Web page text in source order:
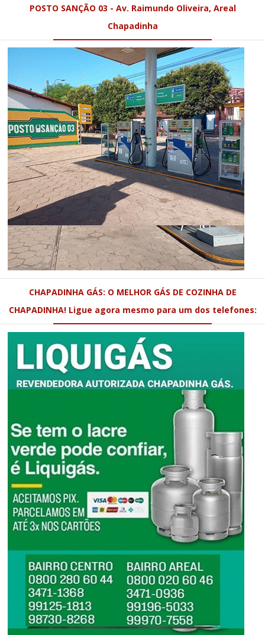
POSTO SANÇÃO 03 - Av. Raimundo Oliveira, Areal
Chapadinha
CHAPADINHA GÁS: O MELHOR GÁS DE COZINHA DE
CHAPADINHA! Ligue agora mesmo para um dos telefones: